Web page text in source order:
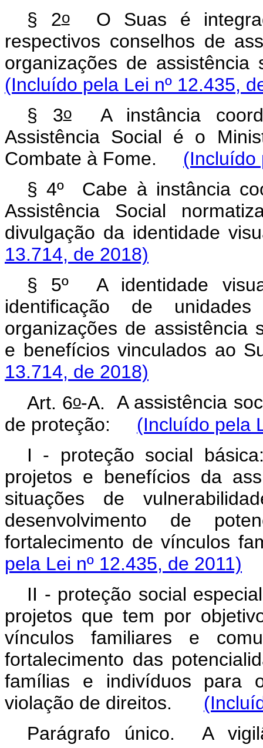
§ 2oO Suas é
respectivos conselhos de
organizações de
(Incluído pela Lei nº 12.435,
§ 3oA instância
Assistência Social é o
Combate à Fome. (Incluído
§ 4º Cabe à instância
Assistência Social
divulgação da identidade
13.714, de 2018)
§ 5º A identidade
identificação de
organizações de assistência
e benefícios vinculados ao
13.714, de 2018)
Art. 6o-A.A assistência
de proteção: (Incluído pela
I - proteção social
projetos e benefícios da
situações de
desenvolvimento de
fortalecimento de vínculos
pela Lei nº 12.435, de 2011)
II - proteção social
projetos que tem por
vínculos familiares e
fortalecimento das
famílias e indivíduos para
violação de direitos.
Parágrafo único. A